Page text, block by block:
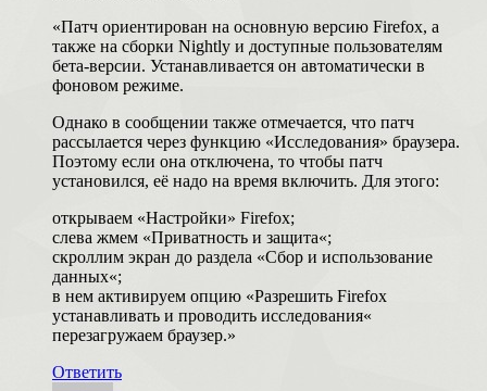
«Патч ориентирован на основную версию Firefox, а
также на сборки Nightly и доступные пользователям
бета-версии. Устанавливается он автоматически в
фоновом режиме.
Однако в сообщении также отмечается, что патч
рассылается через функцию «Исследования» браузера.
Поэтому если она отключена, то чтобы патч
установился, её надо на время включить. Для этого:
открываем «Настройки» Firefox;
слева жмем «Приватность и защита«;
скроллим экран до раздела «Сбор и использование
данных«;
в нем активируем опцию «Разрешить Firefox
устанавливать и проводить исследования«
перезагружаем браузер.»
Ответить